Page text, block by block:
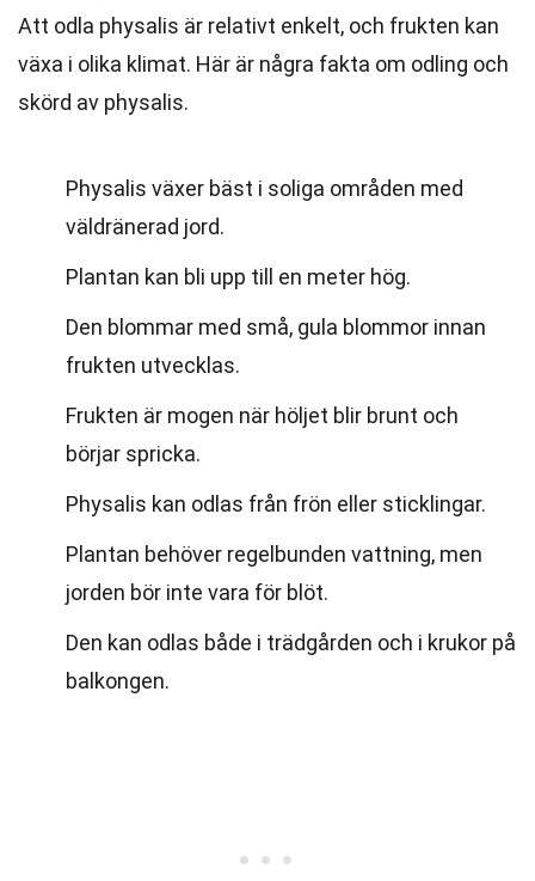
Att odla physalis är relativt enkelt, och frukten kan
växa i olika klimat. Här är några fakta om odling och
skörd av physalis.
Physalis växer bäst i soliga områden med
väldränerad jord.
Plantan kan bli upp till en meter hög.
Den blommar med små, gula blommor innan
frukten utvecklas.
Frukten är mogen när höljet blir brunt och
börjar spricka.
Physalis kan odlas från frön eller sticklingar.
Plantan behöver regelbunden vattning, men
jorden bör inte vara för blöt.
Den kan odlas både i trädgården och i krukor på
balkongen.